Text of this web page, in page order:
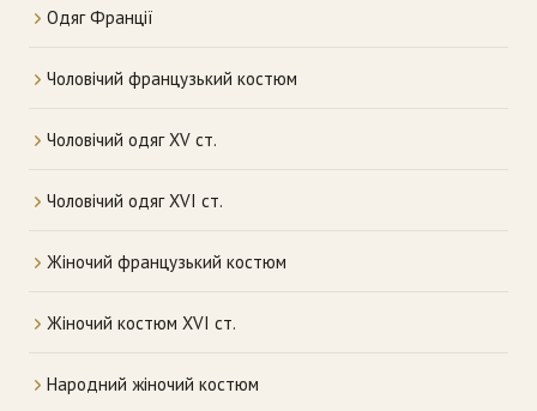
Одяг Франції
Чоловічий французький костюм
Чоловічий одяг XV ст.
Чоловічий одяг XVI ст.
Жіночий французький костюм
Жіночий костюм XVI ст.
Народний жіночий костюм